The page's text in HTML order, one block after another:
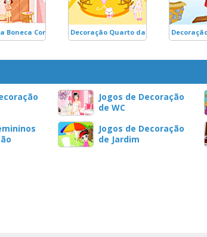
Boneca Cor-de-RosaDecoração Quarto das Bonecas
Jogos de Decoração
de WC
Jogos de Decoração
de Jardim